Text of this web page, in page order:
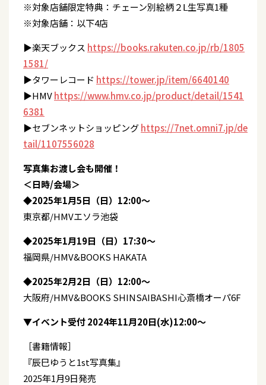
※対象店舗限定特典：チェーン別絵柄２Ⅼ生写真1種
※対象店舗：以下4店
▶︎楽天ブックス https://books.rakuten.co.jp/rb/1805
1581/
▶︎タワーレコード https://tower.jp/item/6640140
▶︎HMVhttps://www.hmv.co.jp/product/detail/1541
6381
▶︎セブンネットショッピングhttps://7net.omni7.jp/de
tail/1107556028
写真集お渡し会も開催！
＜日時/会場＞
◆2025年1月5日（日）12:00〜
東京都/HMVエソラ池袋
◆2025年1月19日（日）17:30〜
福岡県/HMV&BOOKS HAKATA
◆2025年2月2日（日）12:00〜
大阪府/HMV&BOOKS SHINSAIBASHI心斎橋オーパ6F
▼イベント受付2024年11月20日(水)12:00〜
［書籍情報］
『辰巳ゆうと1st写真集』
2025年1月9日発売